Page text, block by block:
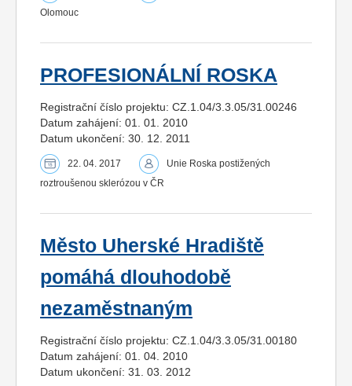
Olomouc
PROFESIONÁLNÍ ROSKA
Registrační číslo projektu: CZ.1.04/3.3.05/31.00246
Datum zahájení: 01. 01. 2010
Datum ukončení: 30. 12. 2011
22. 04. 2017
Unie Roska postižených
roztroušenou sklerózou v ČR
Město Uherské Hradiště
pomáhá dlouhodobě
nezaměstnaným
Registrační číslo projektu: CZ.1.04/3.3.05/31.00180
Datum zahájení: 01. 04. 2010
Datum ukončení: 31. 03. 2012